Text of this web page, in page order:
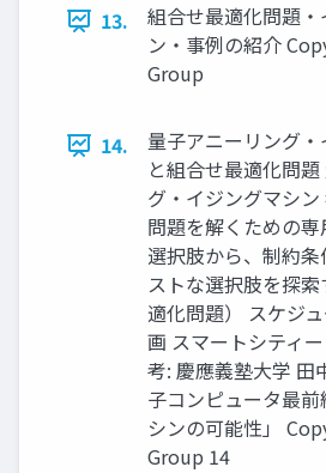
13.
組合せ最適化問題
ン・事例の紹介
Group
14.
量子アニーリング
と組合せ最適化問
グ・イジングマシ
問題を解くための
選択肢から、制約
ストな選択肢を探
適化問題） スケジ
画 スマートシティ
考: 慶應義塾大学 田
子コンピュータ最
シンの可能性」
Group 14